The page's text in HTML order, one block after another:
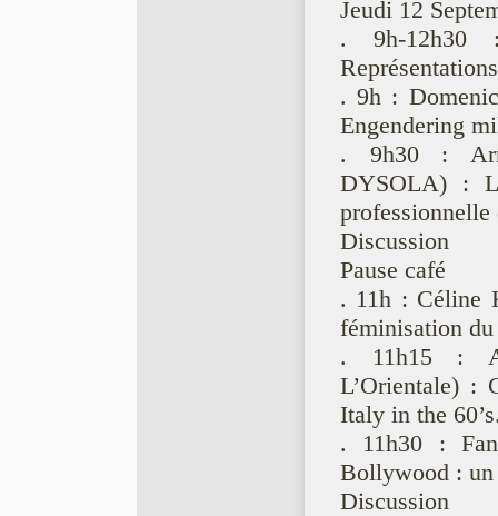
Jeudi 12
. 9h-12h30
. 9h :
Engendering
. 9h30 :
DYSOLA) :
Discussion
Pause café
. 11h : Céline
féminisation du
. 11h15 :
L’Orientale) :
Italy in the
. 11h30 :
Bollywood : un
Discussion